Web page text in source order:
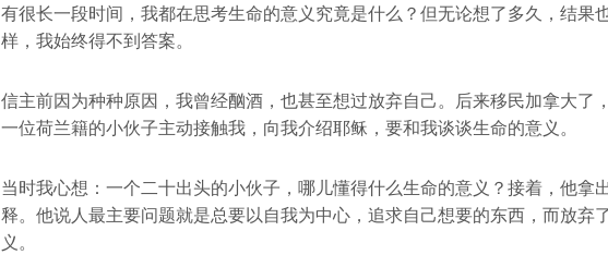
有很长一段时间，我都在思考生命的意义究竟是什么？但无论想了多久，结果
样，我始终得不到答案。
信主前因为种种原因，我曾经酗酒，也甚至想过放弃自己。后来移民加拿大了
一位荷兰籍的小伙子主动接触我，向我介绍耶稣，要和我谈谈生命的意义。
当时我心想：一个二十出头的小伙子，哪儿懂得什么生命的意义？接着，他拿
释。他说人最主要问题就是总要以自我为中心，追求自己想要的东西，而放弃
义。